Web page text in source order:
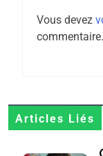
Vous devez
commentaire.
Articles Liés
7
8